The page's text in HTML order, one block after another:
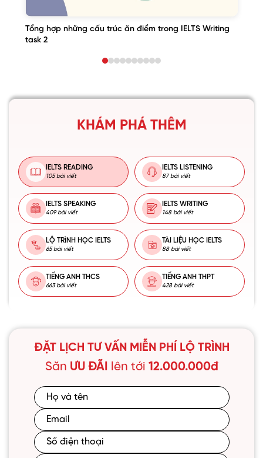
Tổng hợp những cấu trúc ăn điểm trong IELTS Writing
task 2
KHÁM PHÁ THÊM
IELTS READING
105 bài viết
IELTS LISTENING
87 bài viết
IELTS SPEAKING
409 bài viết
IELTS WRITING
148 bài viết
LỘ TRÌNH HỌC IELTS
65 bài viết
TÀI LIỆU HỌC IELTS
88 bài viết
TIẾNG ANH THCS
663 bài viết
TIẾNG ANH THPT
428 bài viết
ĐẶT LỊCH TƯ VẤN MIỄN PHÍ LỘ TRÌNH
Săn ƯU ĐÃI lên tới 12.000.000đ